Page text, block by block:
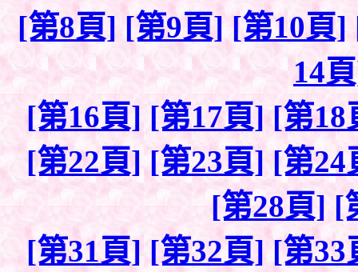
[第8頁] [第9頁] [第10頁]
14
[第16頁] [第17頁] [第18
[第22頁] [第23頁] [第24
[第28頁] [
[第31頁] [第32頁] [第33